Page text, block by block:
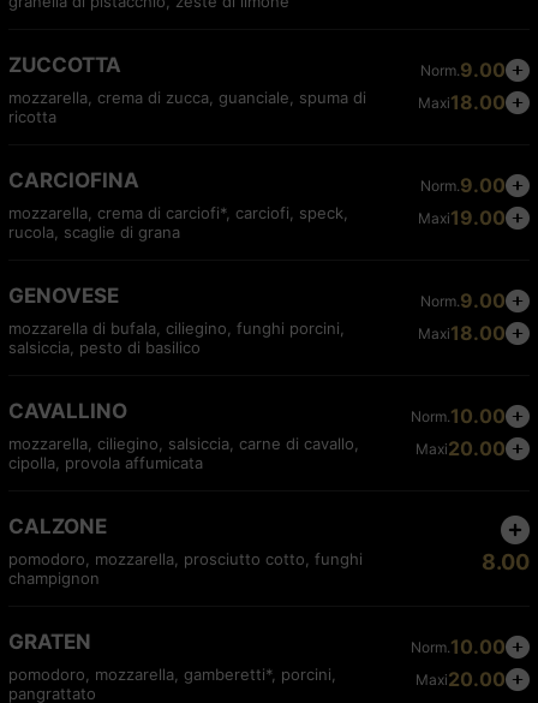
ZUCCOTTA
mozzarella, crema di zucca, guanciale, spuma di
ricotta
Norm.9.00
Maxi18.00
CARCIOFINA
mozzarella, crema di carciofi*, carciofi, speck,
rucola, scaglie di grana
Norm.9.00
Maxi19.00
GENOVESE
mozzarella di bufala, ciliegino, funghi porcini,
salsiccia, pesto di basilico
Norm.9.00
Maxi18.00
CAVALLINO
mozzarella, ciliegino, salsiccia, carne di cavallo,
cipolla, provola affumicata
Norm.10.00
Maxi20.00
CALZONE
pomodoro, mozzarella, prosciutto cotto, funghi
champignon
8.00
GRATEN
pomodoro, mozzarella, gamberetti*, porcini,
pangrattato
Norm.10.00
Maxi20.00